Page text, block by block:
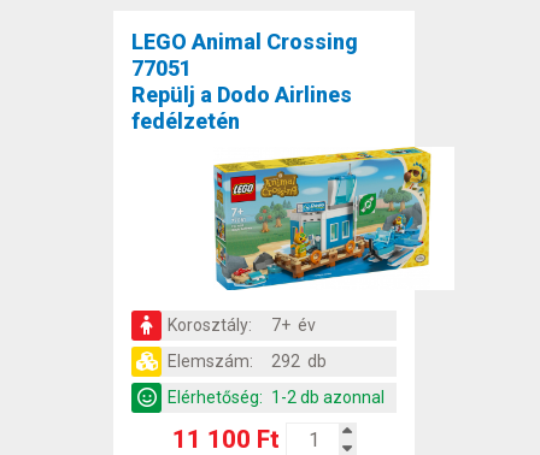
LEGO Animal Crossing
77051
Repülj a Dodo Airlines
fedélzetén
Korosztály:
7+ év
Elemszám:
292 db
Elérhetőség: 1-2 db azonnal
11 100 Ft